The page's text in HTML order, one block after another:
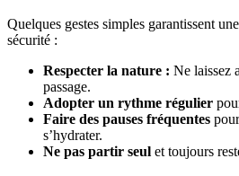
Quelques gestes simples garantissent
sécurité :
Respecter la nature : Ne laissez
passage.
Adopter un rythme régulier
Faire des pauses fréquentes
s’hydrater.
Ne pas partir seul et toujours